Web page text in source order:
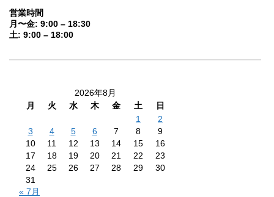
営業時間
月〜金: 9:00 – 18:30
土: 9:00 – 18:00
2026年8月
月
火 水 木 金 土
日
1
2
3
4 5 6 7 8
9
10
11 12 13 14 15
16
17
18 19 20 21 22
23
24
25 26 27 28 29
30
31
« 7月